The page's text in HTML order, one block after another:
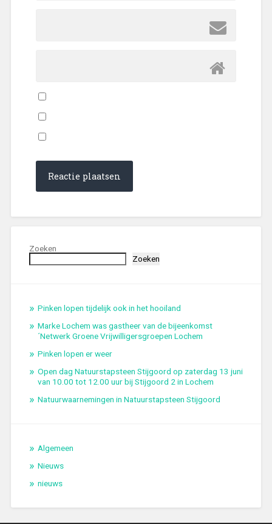
Zoeken
Zoeken
Pinken lopen tijdelijk ook in het hooiland
Marke Lochem was gastheer van de bijeenkomst
´Netwerk Groene Vrijwilligersgroepen Lochem
Pinken lopen er weer
Open dag Natuurstapsteen Stijgoord op zaterdag 13 juni
van 10.00 tot 12.00 uur bij Stijgoord 2 in Lochem
Natuurwaarnemingen in Natuurstapsteen Stijgoord
Algemeen
Nieuws
nieuws